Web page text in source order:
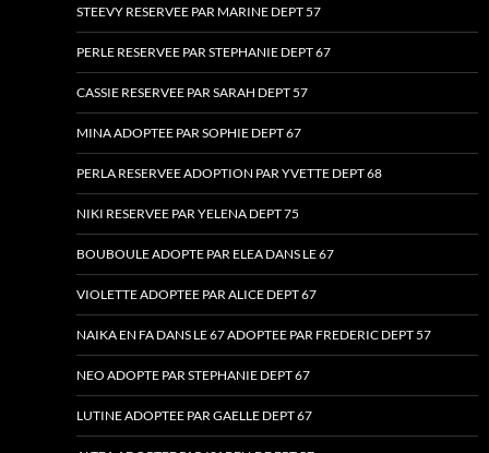
STEEVY RESERVEE PAR MARINE DEPT 57
PERLE RESERVEE PAR STEPHANIE DEPT 67
CASSIE RESERVEE PAR SARAH DEPT 57
MINA ADOPTEE PAR SOPHIE DEPT 67
PERLA RESERVEE ADOPTION PAR YVETTE DEPT 68
NIKI RESERVEE PAR YELENA DEPT 75
BOUBOULE ADOPTE PAR ELEA DANS LE 67
VIOLETTE ADOPTEE PAR ALICE DEPT 67
NAIKA EN FA DANS LE 67 ADOPTEE PAR FREDERIC DEPT 57
NEO ADOPTE PAR STEPHANIE DEPT 67
LUTINE ADOPTEE PAR GAELLE DEPT 67